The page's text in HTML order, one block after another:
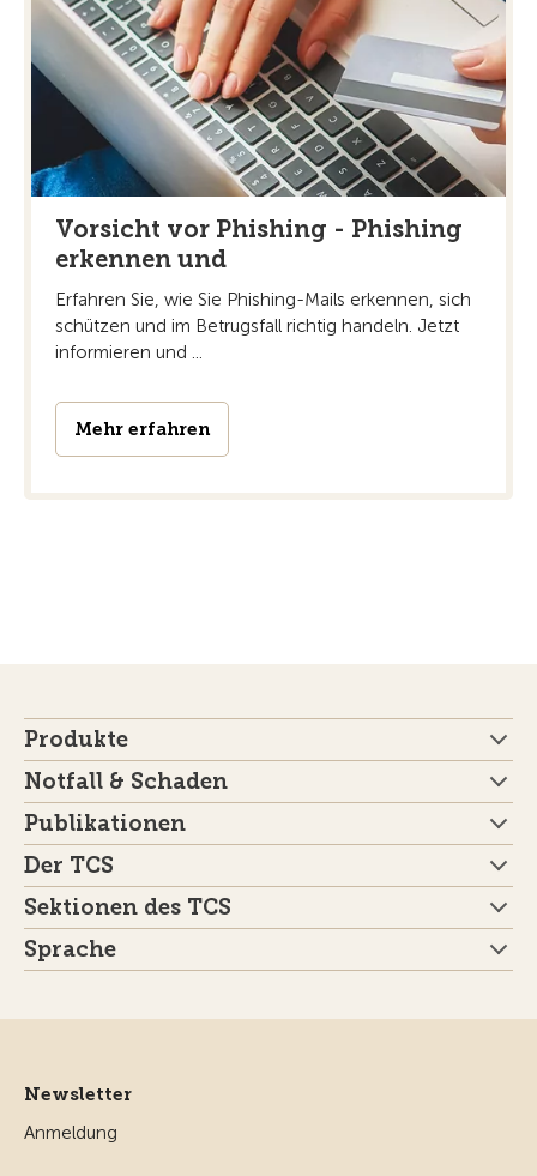
Vorsicht vor Phishing - Phishing
erkennen und
Erfahren Sie, wie Sie Phishing-Mails erkennen, sich
schützen und im Betrugsfall richtig handeln. Jetzt
informieren und ...
Mehr erfahren
Produkte
Notfall & Schaden
Publikationen
Der TCS
Sektionen des TCS
Sprache
Newsletter
Anmeldung